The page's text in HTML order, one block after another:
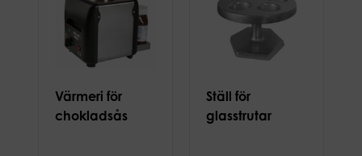
Värmeri för
chokladsås
Ställ för
glasstrutar